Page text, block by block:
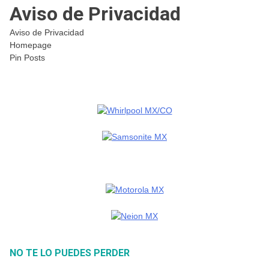
Aviso de Privacidad
Aviso de Privacidad
Homepage
Pin Posts
NO TE LO PUEDES PERDER